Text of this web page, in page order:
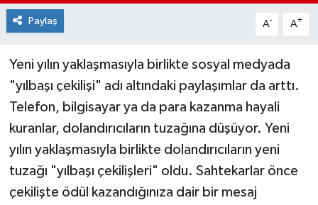
Paylaş A- A+
Yeni yılın yaklaşmasıyla birlikte sosyal medyada
"yılbaşı çekilişi" adı altındaki paylaşımlar da arttı.
Telefon, bilgisayar ya da para kazanma hayali
kuranlar, dolandırıcıların tuzağına düşüyor. Yeni
yılın yaklaşmasıyla birlikte dolandırıcıların yeni
tuzağı "yılbaşı çekilişleri" oldu. Sahtekarlar önce
çekilişte ödül kazandığınıza dair bir mesaj